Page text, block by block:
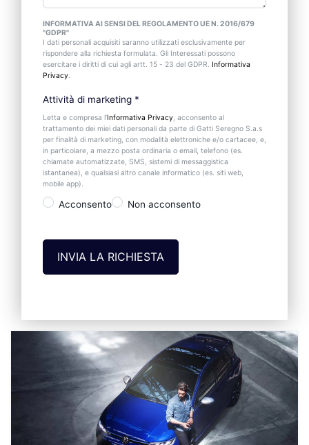
INFORMATIVA AI SENSI DEL REGOLAMENTO UE N. 2016/679
"GDPR"
I dati personali acquisiti saranno utilizzati esclusivamente per
rispondere alla richiesta formulata. Gli Interessati possono
esercitare i diritti di cui agli artt. 15 - 23 del GDPR. Informativa
Privacy.
Attività di marketing *
Letta e compresa l’Informativa Privacy, acconsento al
trattamento dei miei dati personali da parte di Gatti Seregno S.a.s
per finalità di marketing, con modalità elettroniche e/o cartacee, e,
in particolare, a mezzo posta ordinaria o email, telefono (es.
chiamate automatizzate, SMS, sistemi di messaggistica
istantanea), e qualsiasi altro canale informatico (es. siti web,
mobile app).
Acconsento Non acconsento